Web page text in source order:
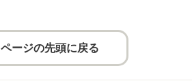
ページの先頭に戻る